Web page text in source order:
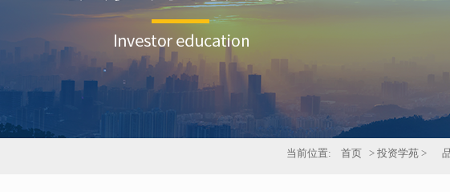
当前位置: 首页 > 投资学苑 >